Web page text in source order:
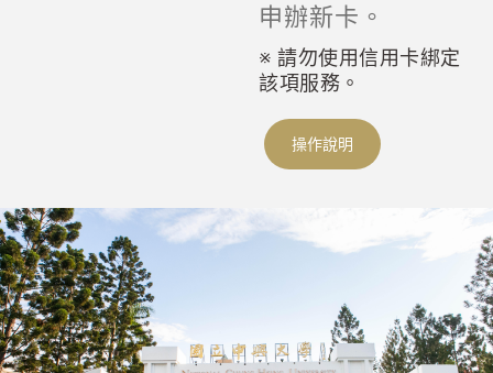
申辦新卡。
※ 請勿使用信用卡綁定
該項服務。
操作說明